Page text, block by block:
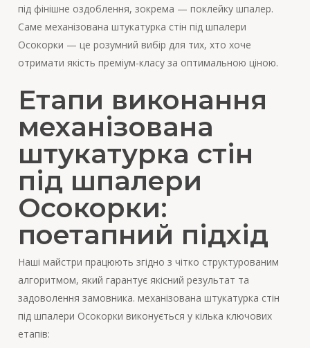
під фінішне оздоблення, зокрема — поклейку шпалер.
Саме механізована штукатурка стін під шпалери
Осокорки — це розумний вибір для тих, хто хоче
отримати якість преміум-класу за оптимальною ціною.
Етапи виконання
механізована
штукатурка стін
під шпалери
Осокорки:
поетапний підхід
Наші майстри працюють згідно з чітко структурованим
алгоритмом, який гарантує якісний результат та
задоволення замовника. механізована штукатурка стін
під шпалери Осокорки виконується у кілька ключових
етапів: